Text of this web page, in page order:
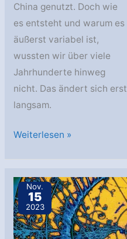
China genutzt. Doch wie
es entsteht und warum es
äußerst variabel ist,
wussten wir über viele
Jahrhunderte hinweg
nicht. Das ändert sich erst
langsam.
AstroGeo
rätselhafte
Erdmagnetfeld
–
vom
Weiterlesen »
Nov.
15
2023